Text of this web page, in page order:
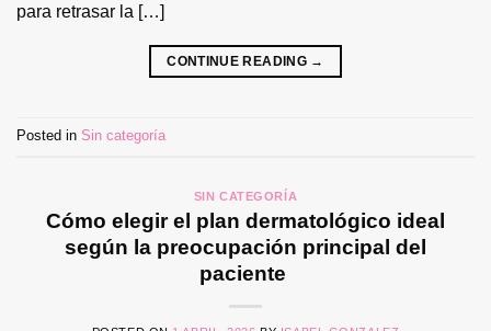
para retrasar la […]
CONTINUE READING →
Posted in Sin categoría
SIN CATEGORÍA
Cómo elegir el plan dermatológico ideal
según la preocupación principal del
paciente